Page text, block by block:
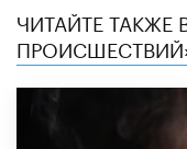
ЧИТАЙТЕ ТАКЖЕ